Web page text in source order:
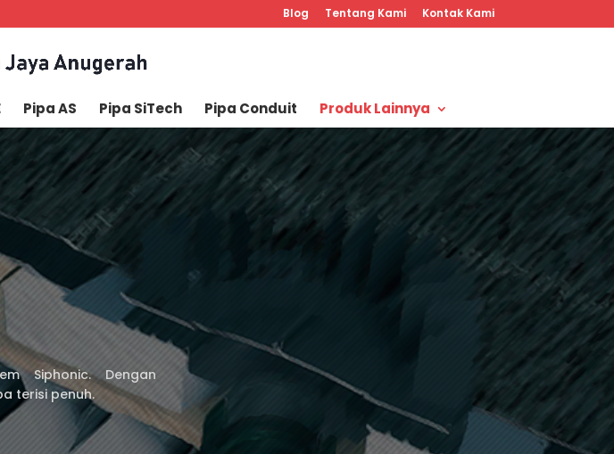
Blog Tentang Kami Kontak Kami
Pipa AS Pipa SiTech Pipa Conduit Produk Lainnya
Siphonic. Dengan
terisi penuh.